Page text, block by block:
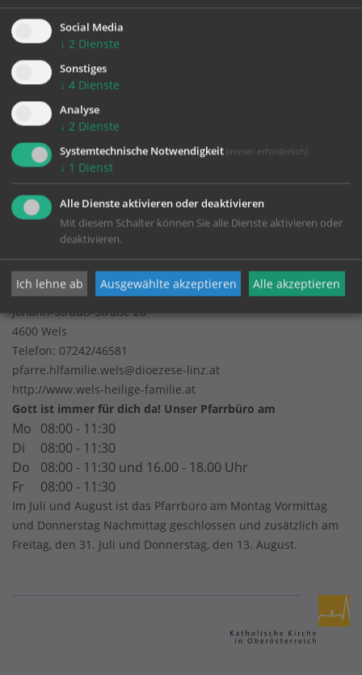
Impressum
Johann-Strauß-Straße 20
4600 Wels
Telefon: 07242/46581
pfarre.hlfamilie.wels@dioezese-linz.at
http://www.wels-heilige-familie.at
Gott ist immer für dich da! Unser Pfarrbüro am
Mo 08:00 - 11:30
Di
08:00 - 11:30
Do
08:00 - 11:30 und 16.00 - 18.00 Uhr
Fr
08:00 - 11:30
Im Juli und August ist das Pfarrbüro am Montag Vormittag
und Donnerstag Nachmittag geschlossen und zusätzlich am
Freitag, den 31. Juli und Donnerstag, den 13. August.
Social Media
↓ 2 Dienste
Sonstiges
↓ 4 Dienste
Analyse
↓ 2 Dienste
Systemtechnische Notwendigkeit (immer erforderlich)
↓ 1 Dienst
Alle Dienste aktivieren oder deaktivieren
Mit diesem Schalter können Sie alle Dienste aktivieren oder
deaktivieren.
Ich lehne ab Ausgewählte akzeptieren Alle akzeptieren